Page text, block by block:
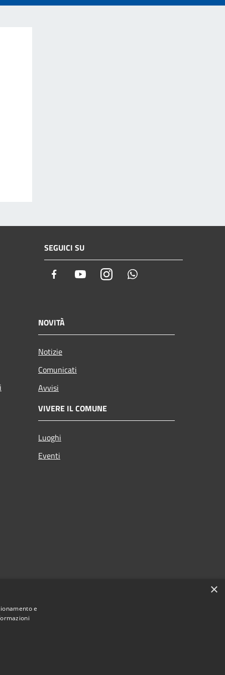
SEGUICI SU
Facebook YoutubeInstagram
NOVITÀ
Notizie
Comunicati
Avvisi
VIVERE IL COMUNE
Luoghi
Eventi
×
e